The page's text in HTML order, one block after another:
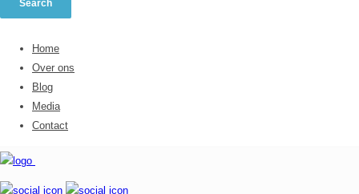
Home
Over ons
Blog
Media
Contact